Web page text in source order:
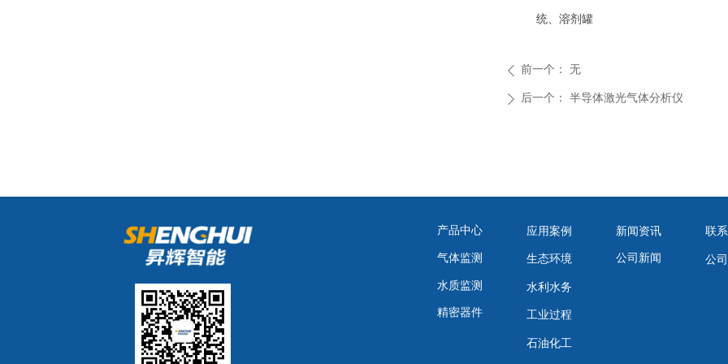
统、溶剂罐
ꄴ 前一个： 无
ꄲ 后一个： 半导体激光气体分析仪
产品中心
气体监测
水质监测
精密器件
应用案例
生态环境
水利水务
工业过程
石油化工
联
公
新闻资讯
公司新闻